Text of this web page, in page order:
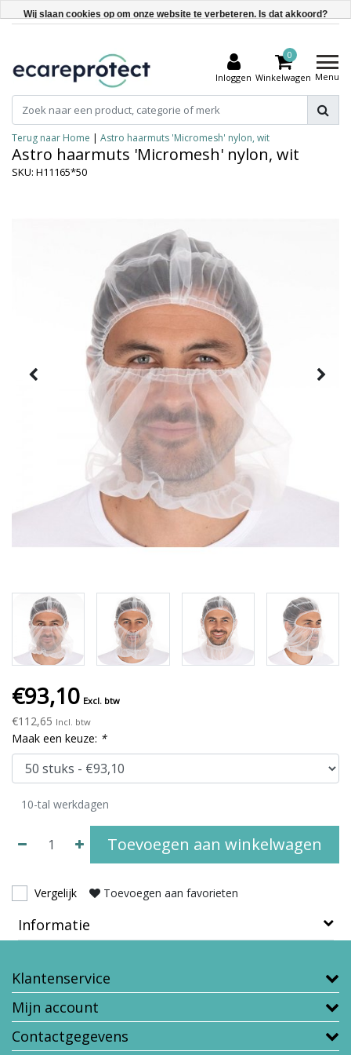
Inloggen
0
Winkelwagen Menu
Terug naar Home | Astro haarmuts 'Micromesh' nylon, wit
Astro haarmuts 'Micromesh' nylon, wit
SKU: H11165*50
€93,10 Excl. btw
€112,65 Incl. btw
Maak een keuze: *
10-tal werkdagen
Toevoegen aan winkelwagen
Vergelijk Toevoegen aan favorieten
Informatie
Klantenservice
Mijn account
Contactgegevens
Wij slaan cookies op om onze website te verbeteren. Is dat akkoord?